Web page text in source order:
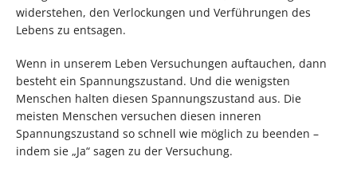
widerstehen, den Verlockungen und Verführungen des
Lebens zu entsagen.
Wenn in unserem Leben Versuchungen auftauchen, dann
besteht ein Spannungszustand. Und die wenigsten
Menschen halten diesen Spannungszustand aus. Die
meisten Menschen versuchen diesen inneren
Spannungszustand so schnell wie möglich zu beenden –
indem sie „Ja“ sagen zu der Versuchung.